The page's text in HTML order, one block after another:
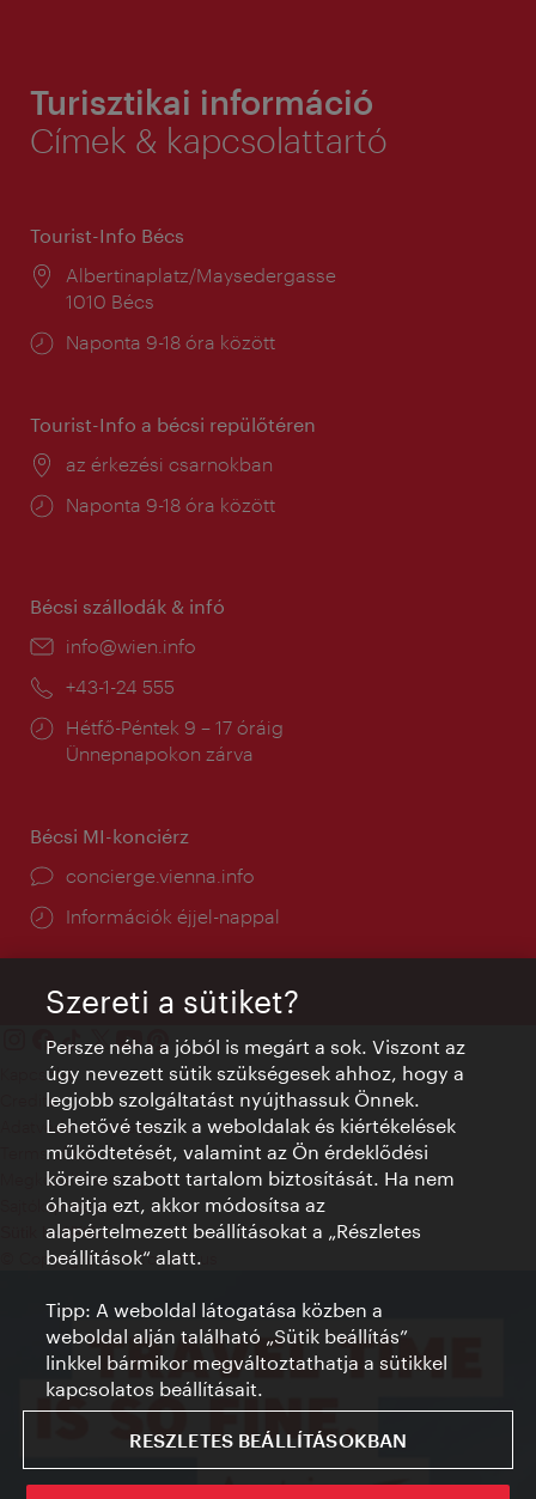
Turisztikai információ
Címek & kapcsolattartó
Tourist-Info Bécs
Helyszín:
Albertinaplatz/Maysedergasse
1010 Bécs
Nyitva
Naponta 9-18 óra között
Tourist-Info a bécsi repülőtéren
Helyszín:
az érkezési csarnokban
Nyitva
Naponta 9-18 óra között
Bécsi szállodák & infó
E-
info@wien.info
Telefon:
+43-1-24 555
Nyitva
tartás:
Hétfő-Péntek 9 – 17 óráig
Ünnepnapokon zárva
Bécsi MI-konciérz
concierge.vienna.info
Információk éjjel-nappal
Kapcsolat
Credits
Adatvédelmi nyilatkozat
Terms of Use
Megközelíthetőség
Sajtókapcsolat
Sütik beállítása
© Copyright WienTourismus
Szereti a sütiket?
Persze néha a jóból is megárt a sok. Viszont az
úgy nevezett sütik szükségesek ahhoz, hogy a
legjobb szolgáltatást nyújthassuk Önnek.
Lehetővé teszik a weboldalak és kiértékelések
működtetését, valamint az Ön érdeklődési
köreire szabott tartalom biztosítását. Ha nem
óhajtja ezt, akkor módosítsa az
alapértelmezett beállításokat a „Részletes
beállítások“ alatt.
Tipp: A weboldal látogatása közben a
weboldal alján található „Sütik beállítás”
linkkel bármikor megváltoztathatja a sütikkel
kapcsolatos beállításait.
RESZLETES BEÁLLÍTÁSOKBAN